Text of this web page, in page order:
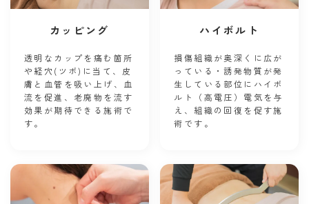
カッピング
透明なカップを痛む箇所
や経穴(ツボ)に当て、皮
膚と血管を吸い上げ、血
流を促進、老廃物を流す
効果が期待できる施術で
す。
ハイボルト
損傷組織が奥深くに広が
っている・誘発物質が発
生している部位にハイボ
ルト（高電圧）電気を与
え、組織の回復を促す施
術です。